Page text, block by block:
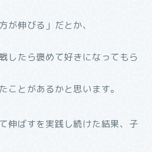
が伸びる」だとか、
したら褒めて好きになってもら
ことがあるかと思います。
伸ばすを実践し続けた結果、子